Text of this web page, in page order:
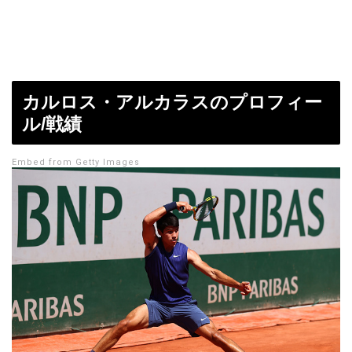
カルロス・アルカラスのプロフィー
ル/戦績
Embed from Getty Images